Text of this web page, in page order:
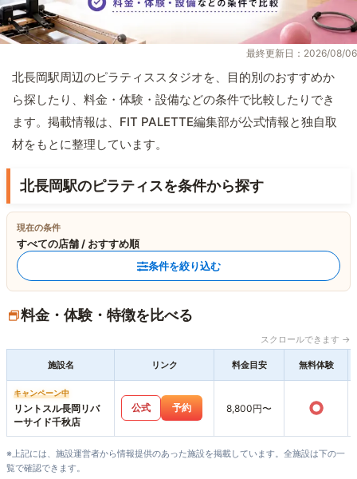
最終更新日：2026/08/06
北長岡駅周辺のピラティススタジオを、目的別のおすすめか
ら探したり、料金・体験・設備などの条件で比較したりでき
ます。掲載情報は、FIT PALETTE編集部が公式情報と独自取
材をもとに整理しています。
北長岡駅のピラティスを条件から探す
現在の条件
すべての店舗 / おすすめ順
条件を絞り込む
料金・体験・特徴を比べる
スクロールできます →
施設名 リンク 料金目安 無料体験
キャンペーン中
リントスル長岡リバ
ーサイド千秋店
公式 予約 8,800円〜 ○
※上記には、施設運営者から情報提供のあった施設を掲載しています。全施設は下の一
覧で確認できます。